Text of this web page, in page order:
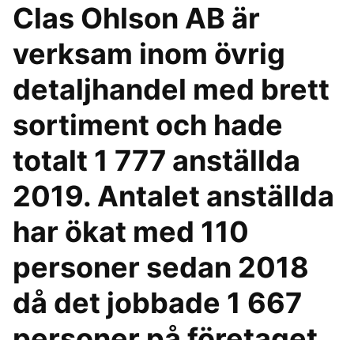
Clas Ohlson AB är
verksam inom övrig
detaljhandel med brett
sortiment och hade
totalt 1 777 anställda
2019. Antalet anställda
har ökat med 110
personer sedan 2018
då det jobbade 1 667